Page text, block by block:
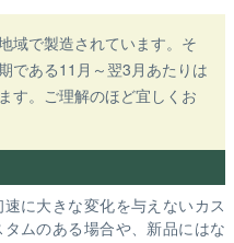
域で製造されています。そ
である11月～翌3月あたりは
す。ご理解のほど宜しくお
に大きな変化を与えないカス
ムのある場合や、新品にはな